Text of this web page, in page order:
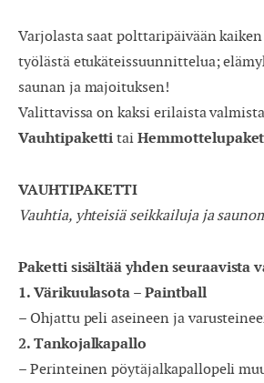
Varjolasta saat polttaripäivään
työlästä etukäteissuunnittelua;
saunan ja majoituksen!
Valittavissa on kaksi erilaista
Vauhtipakettitai
VAUHTIPAKETTI
Vauhtia, yhteisiä seikkailuja ja
Paketti sisältää yhden seuraavista
1. Värikuulasota – Paintball
– Ohjattu peli aseineen ja
2. Tankojalkapallo
– Perinteinen pöytäjalkapallopeli